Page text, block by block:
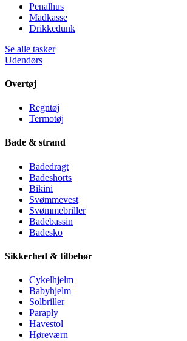
Penalhus
Madkasse
Drikkedunk
Se alle tasker
Udendørs
Overtøj
Regntøj
Termotøj
Bade & strand
Badedragt
Badeshorts
Bikini
Svømmevest
Svømmebriller
Badebassin
Badesko
Sikkerhed & tilbehør
Cykelhjelm
Babyhjelm
Solbriller
Paraply
Havestol
Høreværn